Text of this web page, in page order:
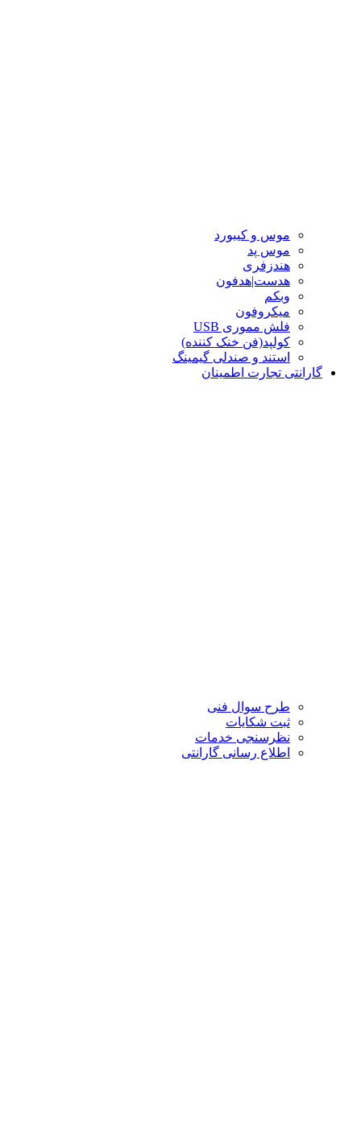
موس و کیبورد
موس پد
هندزفری
هدست|هدفون
وبکم
میکروفون
فلش مموری USB
کولپد(فن خنک کننده)
استند و صندلی گیمینگ
گارانتی تجارت اطمینان
طرح سوال فنی
ثبت شکایات
نظرسنجی خدمات
اطلاع رسانی گارانتی